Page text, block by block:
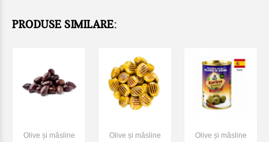
PRODUSE SIMILARE:
Olive și măsline
Olive și măsline
Olive și măsline